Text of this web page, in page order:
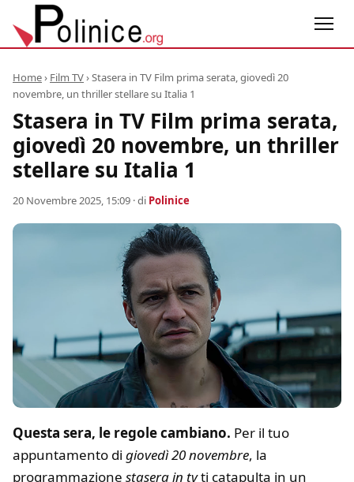
Home› Film TV›Stasera in TV Film prima serata, giovedì 20
novembre, un thriller stellare su Italia 1
Stasera in TV Film prima serata,
giovedì 20 novembre, un thriller
stellare su Italia 1
20 Novembre 2025, 15:09 · di Polinice
Questa sera, le regole cambiano. Per il tuo
appuntamento di giovedì 20 novembre, la
programmazione stasera in tvti catapulta in un